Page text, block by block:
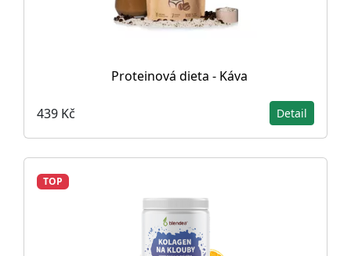
Proteinová dieta - Káva
439 Kč Detail
TOP